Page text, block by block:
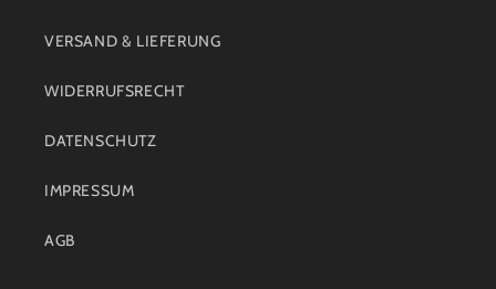
VERSAND & LIEFERUNG
WIDERRUFSRECHT
DATENSCHUTZ
IMPRESSUM
AGB